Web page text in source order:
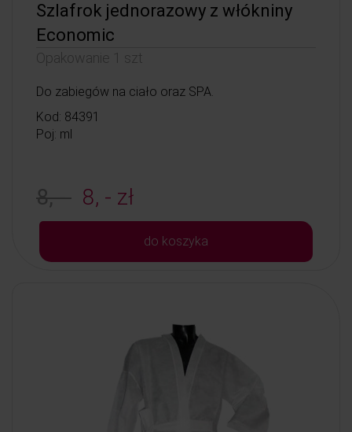
Szlafrok jednorazowy z włókniny
Economic
Opakowanie 1 szt
Do zabiegów na ciało oraz SPA.
Kod: 84391
Poj: ml
8, - 8, - zł
do koszyka